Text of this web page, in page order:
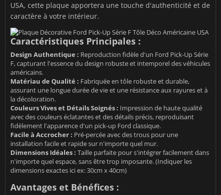
USA, cette plaque apportera une touche d'authenticité et de
caractère à votre intérieur.
Caractéristiques Principales :
Design Authentique : Reproduction fidèle d'un Ford Pick-Up Série
F, capturant l'essence du design robuste et intemporel des véhicules
américains.
Matériau de Qualité : Fabriquée en tôle robuste et durable,
assurant une longue durée de vie et une résistance aux rayures et à
la décoloration.
Couleurs Vives et Détails Soignés : Impression de haute qualité
avec des couleurs éclatantes et des détails précis, reproduisant
fidèlement l'apparence d'un pick-up Ford classique.
Facile à Accrocher : Pré-percée avec des trous pour une
installation facile et rapide sur n'importe quel mur.
Dimensions Idéales : Taille parfaite pour s'intégrer facilement dans
n'importe quel espace, sans être trop imposante. (Indiquer les
dimensions exactes ici ex: 30cm x 40cm)
Avantages et Bénéfices :